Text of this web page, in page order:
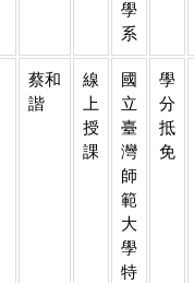
學
系
蔡和
諧
線
上
授
課
國
立
臺
灣
師
範
大
學
特
學
分
抵
免